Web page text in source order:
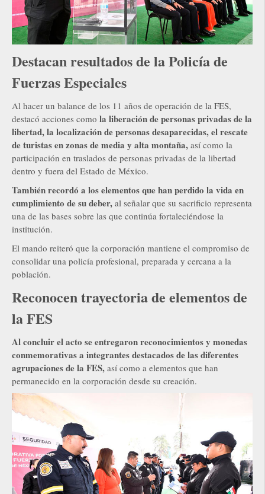
Destacan resultados de la Policía de
Fuerzas Especiales
Al hacer un balance de los 11 años de operación de la FES,
destacó acciones como la liberación de personas privadas de la
libertad, la localización de personas desaparecidas, el rescate
de turistas en zonas de media y alta montaña, así como la
participación en traslados de personas privadas de la libertad
dentro y fuera del Estado de México.
También recordó a los elementos que han perdido la vida en
cumplimiento de su deber, al señalar que su sacrificio representa
una de las bases sobre las que continúa fortaleciéndose la
institución.
El mando reiteró que la corporación mantiene el compromiso de
consolidar una policía profesional, preparada y cercana a la
población.
Reconocen trayectoria de elementos de
la FES
Al concluir el acto se entregaron reconocimientos y monedas
conmemorativas a integrantes destacados de las diferentes
agrupaciones de la FES, así como a elementos que han
permanecido en la corporación desde su creación.